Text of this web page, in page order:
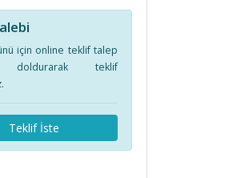
için online teklif talep
doldurarak teklif
Teklif İste